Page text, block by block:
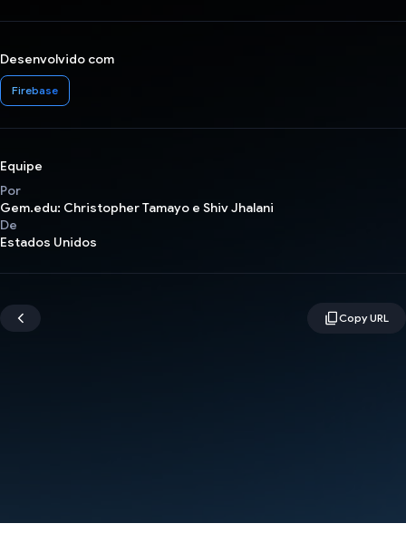
Desenvolvido com
Firebase
Equipe
Por
Gem.edu: Christopher Tamayo e Shiv Jhalani
De
Estados Unidos